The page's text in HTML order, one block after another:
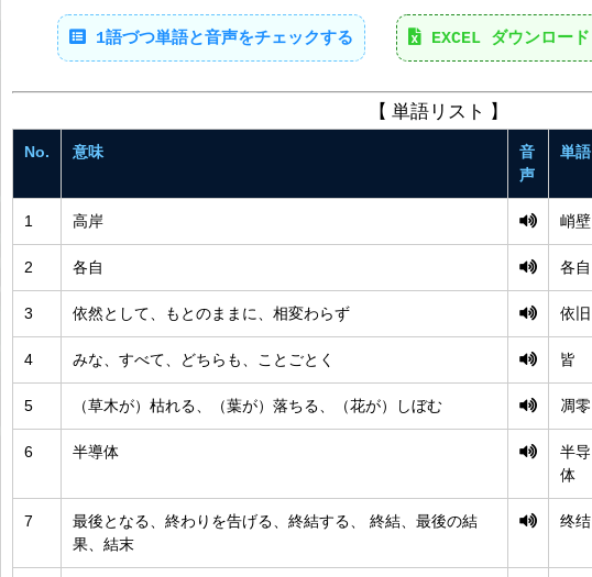
1語づつ単語と音声をチェックする EXCEL ダウンロード
【 単語リスト 】
No. 意味
音
声
単語
1 高岸 峭壁
2 各自 各自
3 依然として、もとのままに、相変わらず 依旧
4 みな、すべて、どちらも、ことごとく 皆
5 （草木が）枯れる、（葉が）落ちる、（花が）しぼむ 凋零
6 半導体
半导
体
7
最後となる、終わりを告げる、終結する、 終結、最後の結
果、結末
终结